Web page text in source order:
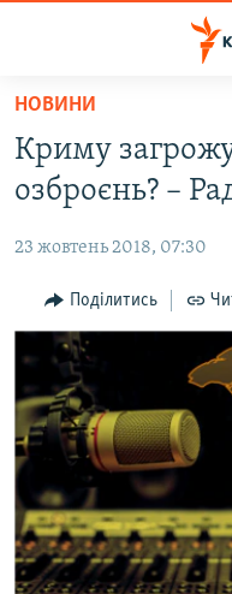
Перейти
основного
матеріалу
Перейти
до
навігації
Перейти
пошуку
ВОДА.КРИМ
ВІДЕО ТА ФОТО
ПОЛІТИКА
БЛОГИ
ПОГЛЯД
ІНТЕРВ'Ю
ВСЕ ЗА ДЕНЬ
СПЕЦПРОЕКТИ
ДЕПОРТАЦІЯ
ВІДЕОУРОКИ «ELIFBE»
ЯК ОБІЙТИ
Русский
НОВИНИ
Криму
озброєнь? –
23 жовтень 2018, 07:30
Поділитись